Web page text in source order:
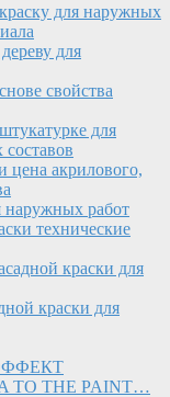
для наружных
для
свойства
для
цена акрилового,
наружных работ
технические
краски для
краски для
THE PAINT…